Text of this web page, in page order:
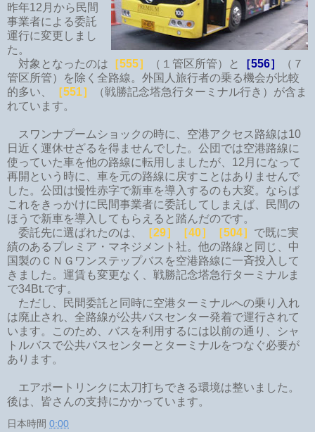
昨年12月から民間
事業者による委託
運行に変更しまし
た。
対象となったのは ［555］ （１管区所管）と ［556］
（７
管区所管）を除く全路線。外国人旅行者の乗る機会が比較
的多い、
［551］
（戦勝記念塔急行ターミナル行き）が含ま
れています。
スワンナプームショックの時に、空港アクセス路線は10
日近く運休せざるを得ませんでした。公団では空港路線に
使っていた車を他の路線に転用しましたが、12月になって
再開という時に、車を元の路線に戻すことはありませんで
した。公団は慢性赤字で新車を導入するのも大変。ならば
これをきっかけに民間事業者に委託してしまえば、民間の
ほうで新車を導入してもらえると踏んだのです。
委託先に選ばれたのは、
［29］［40］［504］ で既に実
績のあるプレミア・マネジメント社。他の路線と同じ、中
国製のＣＮＧワンステップバスを空港路線に一斉投入して
きました。運賃も変更なく、戦勝記念塔急行ターミナルま
で34Bt.です。
ただし、民間委託と同時に空港ターミナルへの乗り入れ
は廃止され、全路線が公共バスセンター発着で運行されて
います。このため、バスを利用するには以前の通り、シャ
トルバスで公共バスセンターとターミナルをつなぐ必要が
あります。
エアポートリンクに太刀打ちできる環境は整いました。
後は、皆さんの支持にかかっています。
日本時間 0:00